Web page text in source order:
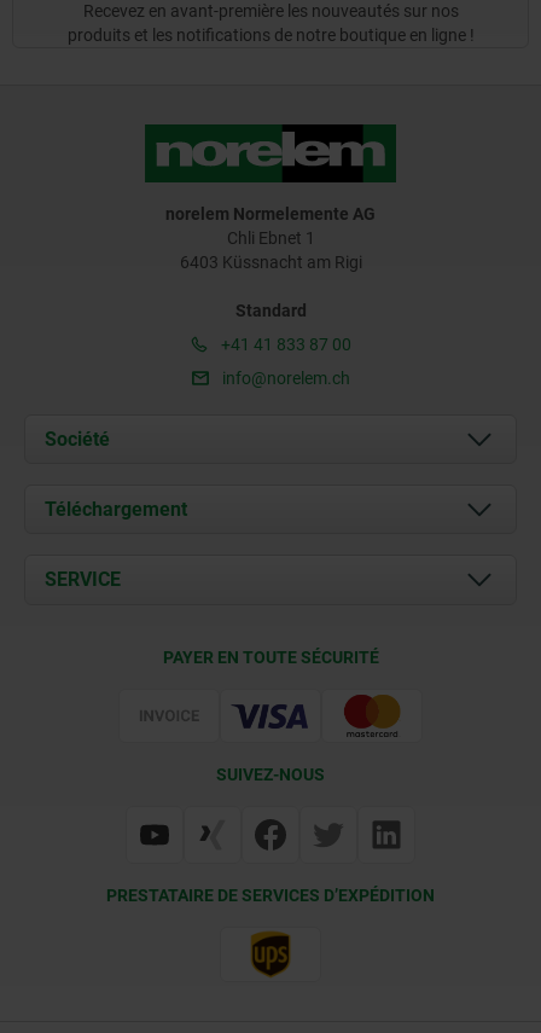
Recevez en avant-première les nouveautés sur nos
produits et les notifications de notre boutique en ligne !
norelem Normelemente AG
Chli Ebnet 1
6403 Küssnacht am Rigi
Standard
+41 41 833 87 00
info@norelem.ch
Société
À propos de nous
Contact
Téléchargement
Documents
SERVICE
PAYER EN TOUTE SÉCURITÉ
SUIVEZ-NOUS
PRESTATAIRE DE SERVICES D’EXPÉDITION